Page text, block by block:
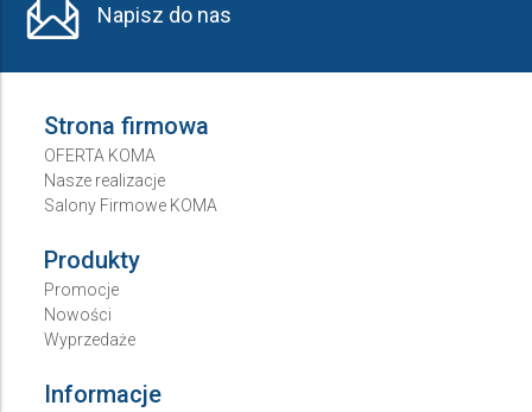
Napisz do nas
Strona firmowa
OFERTA KOMA
Nasze realizacje
Salony Firmowe KOMA
Produkty
Promocje
Nowości
Wyprzedaże
Informacje